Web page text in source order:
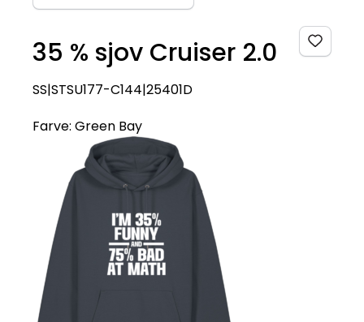
35 % sjov Cruiser 2.0
SS|STSU177-C144|25401D
Farve: Green Bay